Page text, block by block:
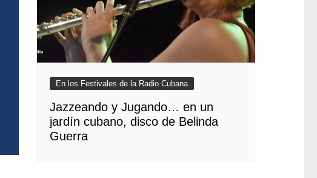
En los Festivales de la Radio Cubana
Jazzeando y Jugando… en un
jardín cubano, disco de Belinda
Guerra